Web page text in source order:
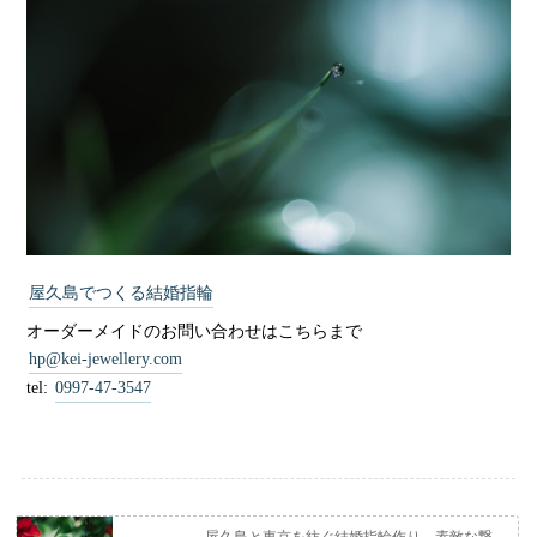
屋久島でつくる結婚指輪
オーダーメイドのお問い合わせはこちらまで
hp@kei-jewellery.com
tel: 0997-47-3547